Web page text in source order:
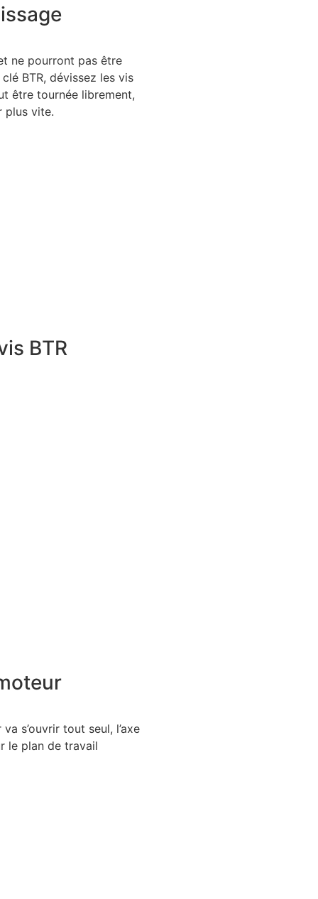
ne pourront pas être
clé BTR, dévissez les vis
être tournée librement,
plus vite.
BTR
s’ouvrir tout seul, l’axe
le plan de travail